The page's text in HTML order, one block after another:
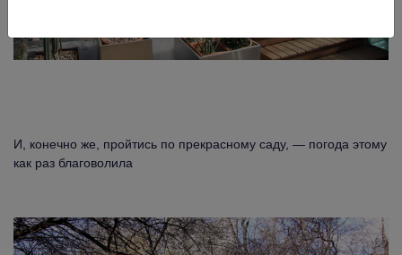
И, конечно же, пройтись по прекрасному саду, — погода этому
как раз благоволила